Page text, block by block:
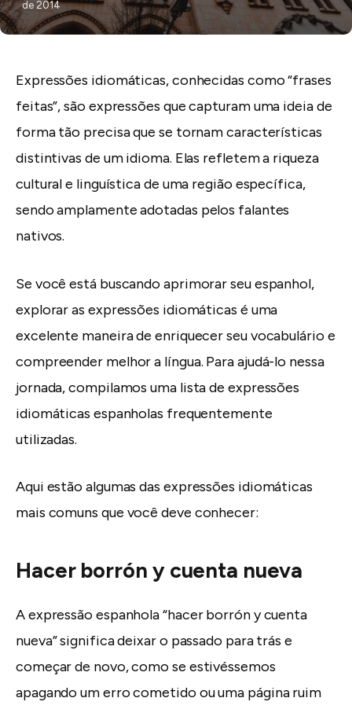
de 2014
Expressões idiomáticas, conhecidas como “frases
feitas”, são expressões que capturam uma ideia de
forma tão precisa que se tornam características
distintivas de um idioma. Elas refletem a riqueza
cultural e linguística de uma região específica,
sendo amplamente adotadas pelos falantes
nativos.
Se você está buscando aprimorar seu espanhol,
explorar as expressões idiomáticas é uma
excelente maneira de enriquecer seu vocabulário e
compreender melhor a língua. Para ajudá-lo nessa
jornada, compilamos uma lista de expressões
idiomáticas espanholas frequentemente
utilizadas.
Aqui estão algumas das expressões idiomáticas
mais comuns que você deve conhecer:
Hacer borrón y cuenta nueva
A expressão espanhola “hacer borrón y cuenta
nueva” significa deixar o passado para trás e
começar de novo, como se estivéssemos
apagando um erro cometido ou uma página ruim